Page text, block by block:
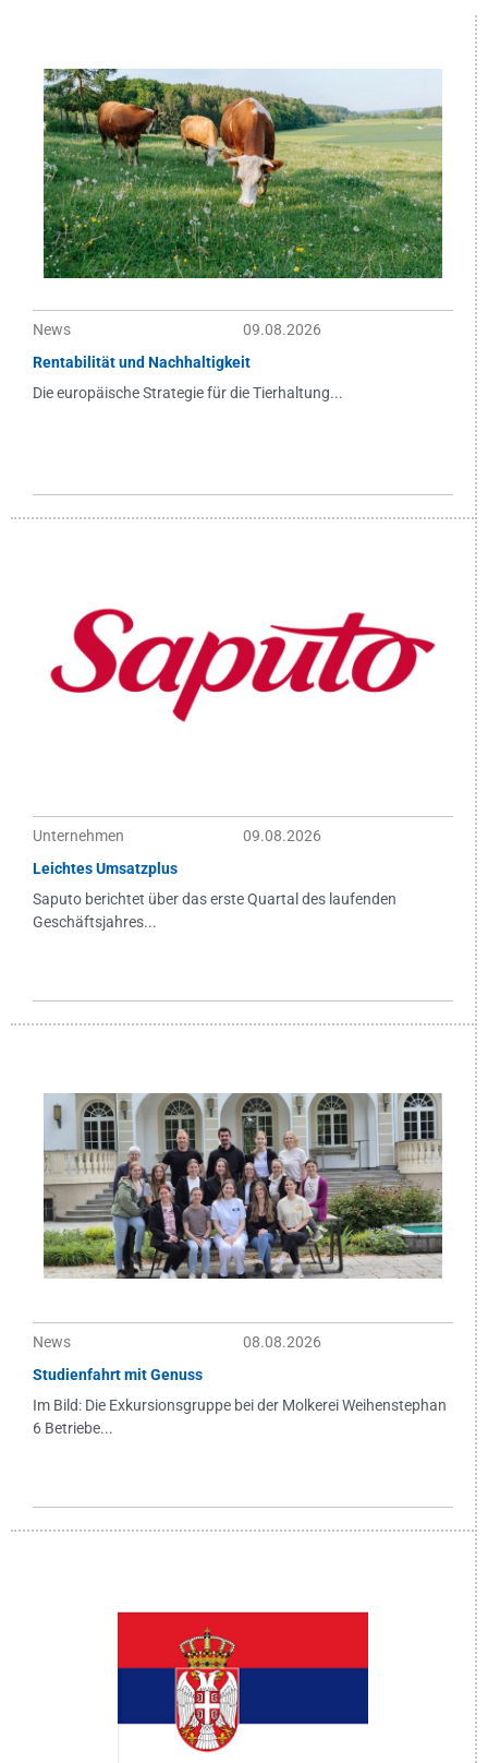
News
09.08.2026
Rentabilität und Nachhaltigkeit
Die europäische Strategie für die Tierhaltung...
Unternehmen
09.08.2026
Leichtes Umsatzplus
Saputo berichtet über das erste Quartal des laufenden
Geschäftsjahres...
News
08.08.2026
Studienfahrt mit Genuss
Im Bild: Die Exkursionsgruppe bei der Molkerei Weihenstephan
6 Betriebe...